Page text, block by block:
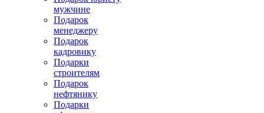
мужчине
Подарок
менеджеру
Подарок
кадровику
Подарки
строителям
Подарок
нефтянику
Подарки